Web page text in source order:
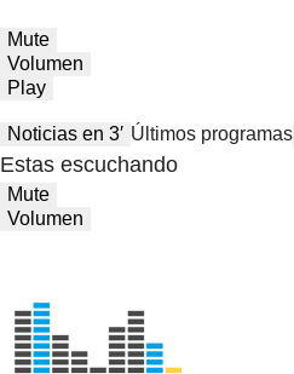
Mute
Volumen
Play
Noticias en 3′ Últimos programas
Estas escuchando
Mute
Volumen